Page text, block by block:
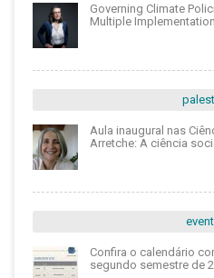
Governing Climate
Multiple
Aula inaugural nas
Arretche: A ciência
Confira o calendário
segundo semestre de